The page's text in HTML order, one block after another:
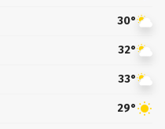
30°
32°
33°
29°